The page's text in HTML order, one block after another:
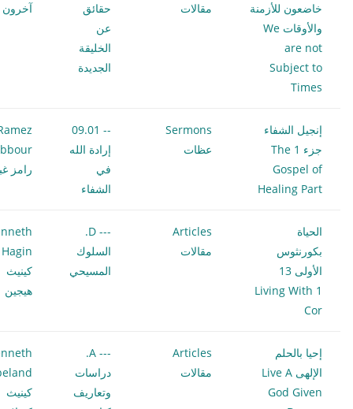
خاضعون للأزمنة
والأوقات We
are not
Subject to
Times
مقالات
حقائق
عن
الخليقة
الجديدة
آخرون
إنجيل الشفاء
جزء 1 The
Gospel of
Healing Part
Sermons
عظات
-- 09.01
إرادة الله
في
الشفاء
رامز
الحياة
بكورنثوس
الأولى 13
Living With 1
Cor
Articles
مقالات
--- D.
السلوك
المسيحي
كينيث
هيجين
إحيا بالحلم
الإلهى Live A
God Given
Articles
مقالات
--- A.
دراسات
وتعاريف
كينيث